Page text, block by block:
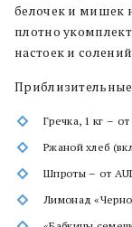
белочек и мишек
плотно
настоек и
Гречка, 1 кг –
Ржаной хлеб
Шпроты – от
Лимонад